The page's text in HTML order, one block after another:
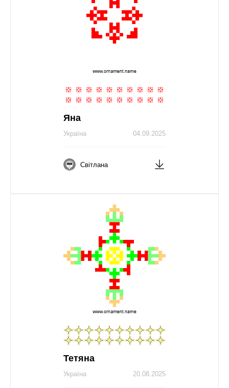
Яна
04.09.2025
Україна
Світлана
Тетяна
20.08.2025
Україна